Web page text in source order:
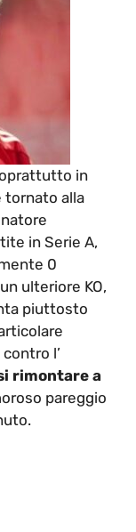
in
tornato alla
in Serie A,
0
ulteriore KO,
piuttosto
l’
rimontare a
pareggio